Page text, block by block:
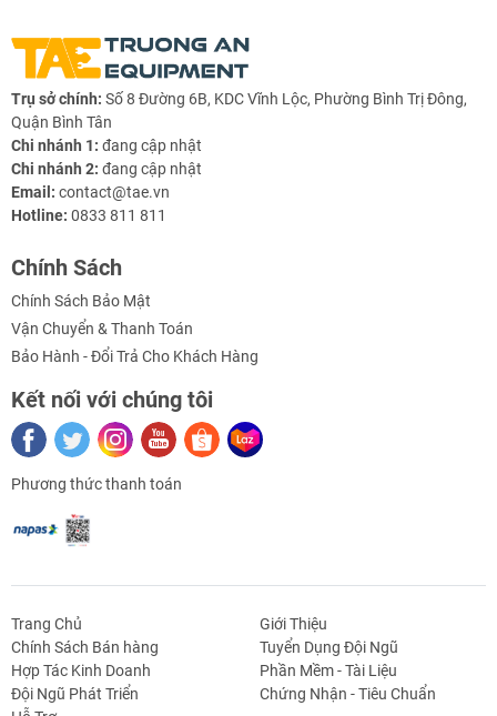
Định
Linh Kiện Siết -
Dao Cụ Cắt Gọt
Dụng Cụ Cầm
Máy Công Cụ
khắc và in trên các vật liệu tròn phức tạp hơn.
Sử dụng bộ trục xoay trong máy khắc laser, người dùng có thể
thực hiện các ứng dụng đa dạng như khắc trên ly uống, chai rượu,
ống nhựa, ống kim loại, và nhiều vật liệu tròn khác. Bộ trục xoay
tạo ra sự linh hoạt và đa dạng trong quá trình khắc laser, mở rộng
khả năng sáng tạo và ứng dụng của máy khắc laser.
Trụ sở chính: Số 8 Đường 6B, KDC Vĩnh Lộc, Phường Bình Trị Đông,
Quận Bình Tân
Chi nhánh 1: đang cập nhật
Chi nhánh 2: đang cập nhật
Email: contact@tae.vn
Hotline: 0833 811 811
Chính Sách
Chính Sách Bảo Mật
Vận Chuyển & Thanh Toán
Bảo Hành - Đổi Trả Cho Khách Hàng
Kết nối với chúng tôi
Phương thức thanh toán
Trang Chủ
Giới Thiệu
Chính Sách Bán hàng
Tuyển Dụng Đội Ngũ
Hợp Tác Kinh Doanh
Phần Mềm - Tài Liệu
Đội Ngũ Phát Triển
Chứng Nhận - Tiêu Chuẩn